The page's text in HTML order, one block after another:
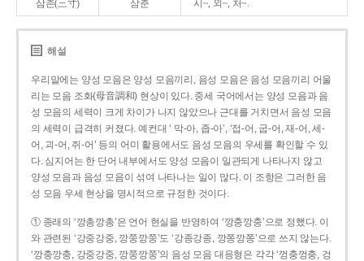
삼촌(三寸) 삼춘 시~, 외~, 처~.
해설
우리말에는 양성 모음은 양성 모음끼리, 음성 모음은 음성 모음끼리 어울
리는 모음 조화(母音調和) 현상이 있다. 중세 국어에서는 양성 모음과 음
성 모음의 세력이 크게 차이가 나지 않았으나 근대를 거치면서 음성 모음
의 세력이 급격히 커졌다. 예컨대 ‘ 막-아, 좁-아’, ‘접-어, 굽-어, 재-어, 세-
어, 괴-어, 쥐-어’ 등의 어미 활용에서도 음성 모음의 우세를 확인할 수 있
다. 심지어는 한 단어 내부에서도 양성 모음이 일관되게 나타나지 않고
양성 모음과 음성 모음이 섞여 나타나는 일이 많다. 이 조항은 그러한 음
성 모음 우세 현상을 명시적으로 규정한 것이다.
① 종래의 ‘깡총깡총’은 언어 현실을 반영하여 ‘깡충깡충’으로 정했다. 이
와 관련된 ‘강중강중, 깡쭝깡쭝’도 ‘강종강종, 깡쫑깡쫑’으로 쓰지 않는다.
‘깡충깡충, 강중강중, 깡쭝깡쭝’의 음성 모음 대응형은 각각 ‘껑충껑충, 겅